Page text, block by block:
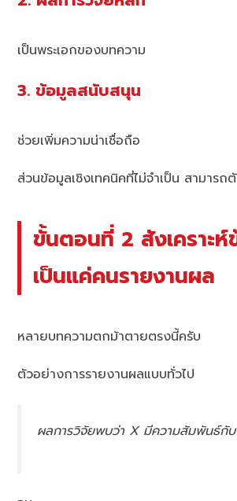
เป็นพระเอกของบทความ
3. ข้อมูลสนับสนุน
ช่วยเพิ่มความน่าเชื่อถือ
ส่วนข้อมูลเชิงเทคนิคที่ไม่จำเป็น สามารถ
ขั้นตอนที่ 2 สังเคราะ
เป็นแค่คนรายงานผล
หลายบทความตกม้าตายตรงนี้ครับ
ตัวอย่างการรายงานผลแบบทั่วไป
ผลการวิจัยพบว่า X มีความสัมพันธ์กั